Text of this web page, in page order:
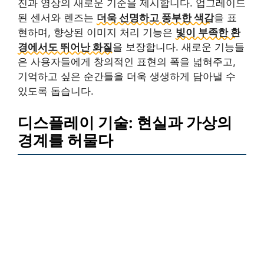
진과 영상의 새로운 기준을 제시합니다. 업그레이드
된 센서와 렌즈는 더욱 선명하고 풍부한 색감을 표
현하며, 향상된 이미지 처리 기능은 빛이 부족한 환
경에서도 뛰어난 화질을 보장합니다. 새로운 기능들
은 사용자들에게 창의적인 표현의 폭을 넓혀주고,
기억하고 싶은 순간들을 더욱 생생하게 담아낼 수
있도록 돕습니다.
디스플레이 기술: 현실과 가상의
경계를 허물다